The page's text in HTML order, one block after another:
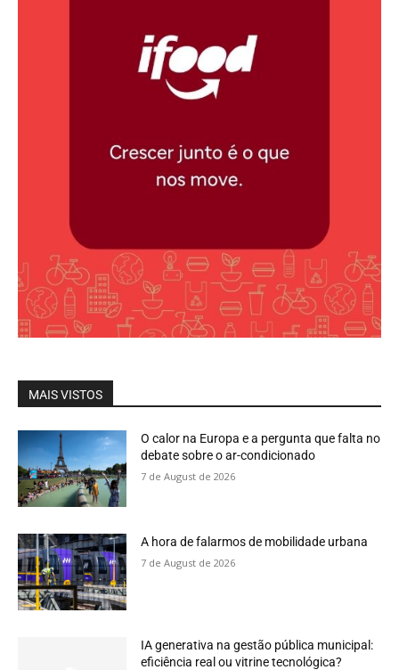
MAIS VISTOS
O calor na Europa e a pergunta que falta no
debate sobre o ar-condicionado
7 de August de 2026
A hora de falarmos de mobilidade urbana
7 de August de 2026
IA generativa na gestão pública municipal:
eficiência real ou vitrine tecnológica?